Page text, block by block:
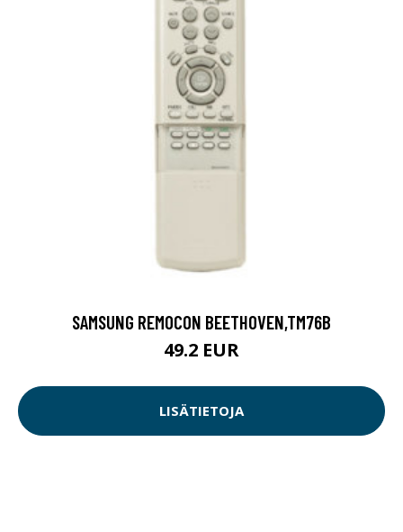
SAMSUNG REMOCON BEETHOVEN,TM76B
49.2 EUR
LISÄTIETOJA